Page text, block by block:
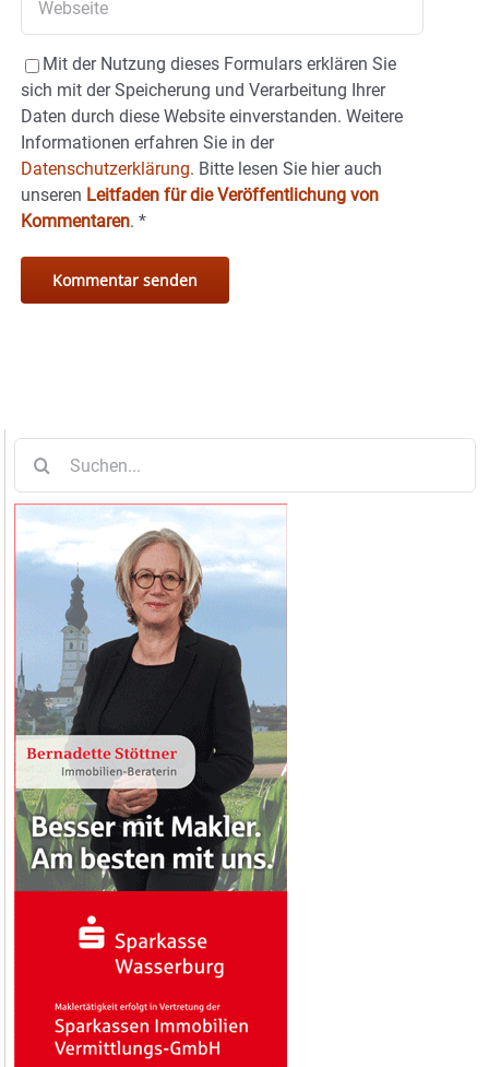
Mit der Nutzung dieses Formulars erklären Sie
sich mit der Speicherung und Verarbeitung Ihrer
Daten durch diese Website einverstanden. Weitere
Informationen erfahren Sie in der
Datenschutzerklärung. Bitte lesen Sie hier auch
unseren Leitfaden für die Veröffentlichung von
Kommentaren. *
nach: